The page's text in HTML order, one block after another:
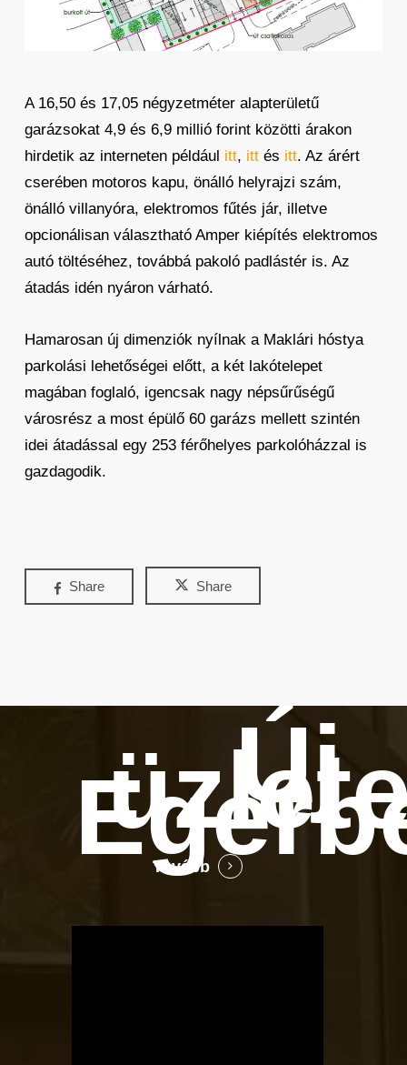
A 16,50 és 17,05 négyzetméter alapterületű
garázsokat 4,9 és 6,9 millió forint közötti árakon
hirdetik az interneten például itt, ittés itt. Az árért
cserében motoros kapu, önálló helyrajzi szám,
önálló villanyóra, elektromos fűtés jár, illetve
opcionálisan választható Amper kiépítés elektromos
autó töltéséhez, továbbá pakoló padlástér is. Az
átadás idén nyáron várható.
Hamarosan új dimenziók nyílnak a Maklári hóstya
parkolási lehetőségei előtt, a két lakótelepet
magában foglaló, igencsak nagy népsűrűségű
városrész a most épülő 60 garázs mellett szintén
idei átadással egy 253 férőhelyes parkolóházzal is
gazdagodik.
Share Share
Új
Tovább